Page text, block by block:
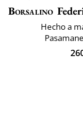
Borsalino
Hecho a